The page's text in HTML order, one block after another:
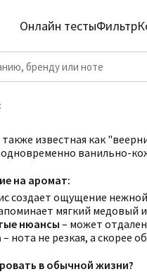
Онлайн тестыФильтр
известная как
одновременно ванильно-
на аромат:
создает ощущение
мягкий медовый
нюансы – может
– нота не резкая, а скорее
в обычной жизни?